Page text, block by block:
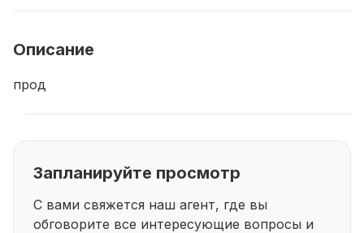
Описание
прод
Запланируйте просмотр
С вами свяжется наш агент, где вы
обговорите все интересующие вопросы и